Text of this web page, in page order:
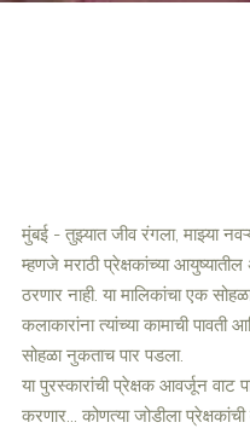
मुंबई - तुझ्यात जीव रंगला, माझ्या
म्हणजे मराठी प्रेक्षकांच्या
ठरणार नाही. या मालिकांचा एक
कलाकारांना त्यांच्या कामाची
सोहळा नुकताच पार पडला.
या पुरस्कारांची प्रेक्षक आवर्जून
करणार... कोणत्या जोडीला प्रेक्षकांची